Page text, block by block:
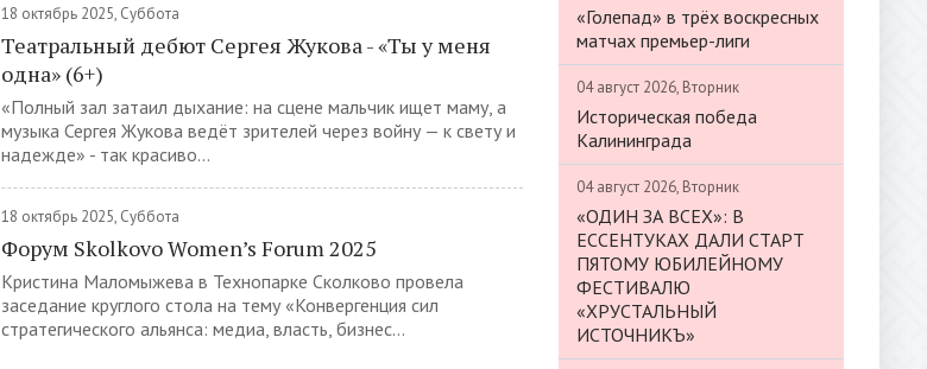
18 октябрь 2025, Суббота
Театральный дебют Сергея Жукова - «Ты у меня
одна» (6+)
«Полный зал затаил дыхание: на сцене мальчик ищет маму, а
музыка Сергея Жукова ведёт зрителей через войну — к свету и
надежде» - так красиво...
18 октябрь 2025, Суббота
Форум Skolkovo Women’s Forum 2025
Кристина Маломыжева в Технопарке Сколково провела
заседание круглого стола на тему «Конвергенция сил
стратегического альянса: медиа, власть, бизнес...
«Голепад» в трёх воскресных
матчах премьер-лиги
04 август 2026, Вторник
Историческая победа
Калининграда
04 август 2026, Вторник
«ОДИН ЗА ВСЕХ»: В
ЕССЕНТУКАХ ДАЛИ СТАРТ
ПЯТОМУ ЮБИЛЕЙНОМУ
ФЕСТИВАЛЮ
«ХРУСТАЛЬНЫЙ
ИСТОЧНИКЪ»